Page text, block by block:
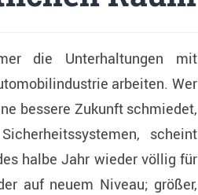
die Unterhaltungen mit
arbeiten. Wer
bessere Zukunft schmiedet,
scheint
halbe Jahr wieder völlig für
auf neuem Niveau; größer,